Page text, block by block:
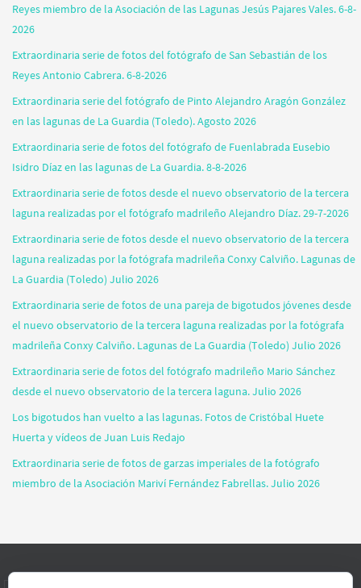
Reyes miembro de la Asociación de las Lagunas Jesús Pajares Vales. 6-8-
2026
Extraordinaria serie de fotos del fotógrafo de San Sebastián de los
Reyes Antonio Cabrera. 6-8-2026
Extraordinaria serie del fotógrafo de Pinto Alejandro Aragón González
en las lagunas de La Guardia (Toledo). Agosto 2026
Extraordinaria serie de fotos del fotógrafo de Fuenlabrada Eusebio
Isidro Díaz en las lagunas de La Guardia. 8-8-2026
Extraordinaria serie de fotos desde el nuevo observatorio de la tercera
laguna realizadas por el fotógrafo madrileño Alejandro Díaz. 29-7-2026
Extraordinaria serie de fotos desde el nuevo observatorio de la tercera
laguna realizadas por la fotógrafa madrileña Conxy Calviño. Lagunas de
La Guardia (Toledo) Julio 2026
Extraordinaria serie de fotos de una pareja de bigotudos jóvenes desde
el nuevo observatorio de la tercera laguna realizadas por la fotógrafa
madrileña Conxy Calviño. Lagunas de La Guardia (Toledo) Julio 2026
Extraordinaria serie de fotos del fotógrafo madrileño Mario Sánchez
desde el nuevo observatorio de la tercera laguna. Julio 2026
Los bigotudos han vuelto a las lagunas. Fotos de Cristóbal Huete
Huerta y vídeos de Juan Luis Redajo
Extraordinaria serie de fotos de garzas imperiales de la fotógrafo
miembro de la Asociación Mariví Fernández Fabrellas. Julio 2026